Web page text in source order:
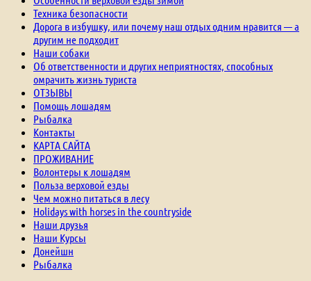
Техника безопасности
Дорога в избушку, или почему наш отдых одним нравится — а
другим не подходит
Наши собаки
Об ответственности и других неприятностях, способных
омрачить жизнь туриста
ОТЗЫВЫ
Помощь лошадям
Рыбалка
Контакты
КАРТА САЙТА
ПРОЖИВАНИЕ
Волонтеры к лошадям
Польза верховой езды
Чем можно питаться в лесу
Holidays with horses in the countryside
Наши друзья
Наши Курсы
Донейшн
Рыбалка